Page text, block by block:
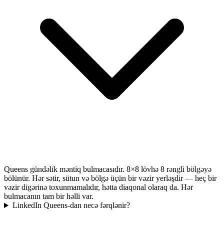
Queens gündəlik məntiq bulmacasıdır. 8×8 lövhə 8 rəngli bölgəyə
bölünür. Hər sətir, sütun və bölgə üçün bir vəzir yerləşdir — heç bir
vəzir digərinə toxunmamalıdır, hətta diaqonal olaraq da. Hər
bulmacanın tam bir həlli var.
LinkedIn Queens-dan necə fərqlənir?